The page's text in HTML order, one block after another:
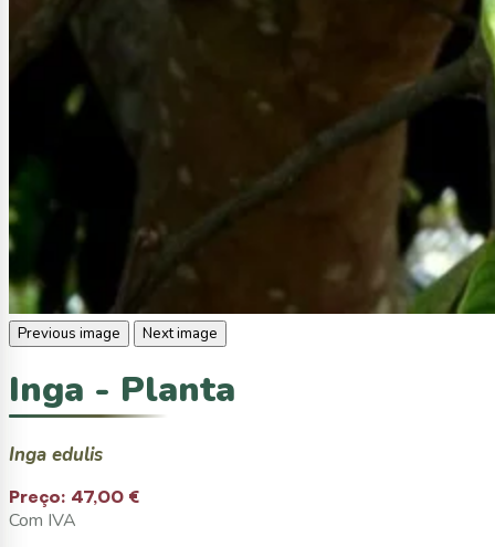
Previous image Next image
Inga - Planta
Inga edulis
Preço: 47,00 €
Com IVA